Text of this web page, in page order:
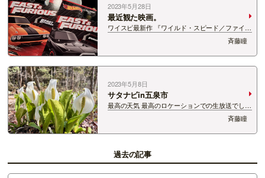
2023年5月28日
最近観た映画。
ワイスピ最新作 『ワイルド・スピード／ファイヤ
ーブースト』 もちろん公開初日に観に行ってきま
した。 今はSNSなどでネタバレ注意なので 何が
なんでも公開初日！がこだわり。。。 最終章がは
じまったんだなぁと しみじみ。 で…
斉藤瞳
2023年5月8日
サタナビin五泉市
最高の天気 最高のロケーションでの生放送でし
た。 お付き合いいただき ありがとうございまし
た。 毎週月曜日 12:30～12:50 五泉市の田邊正幸
市長と斉藤瞳でお送りしている【五泉に決めよ
斉藤瞳
過去の記事